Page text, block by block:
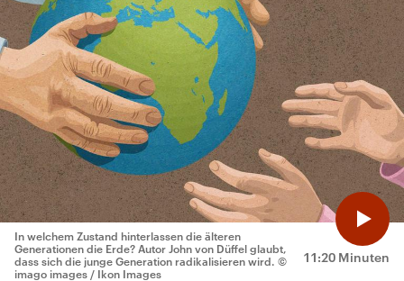
11:20 Minuten
In welchem Zustand hinterlassen die älteren
Generationen die Erde? Autor John von Düffel glaubt,
dass sich die junge Generation radikalisieren wird. ©
imago images / Ikon Images